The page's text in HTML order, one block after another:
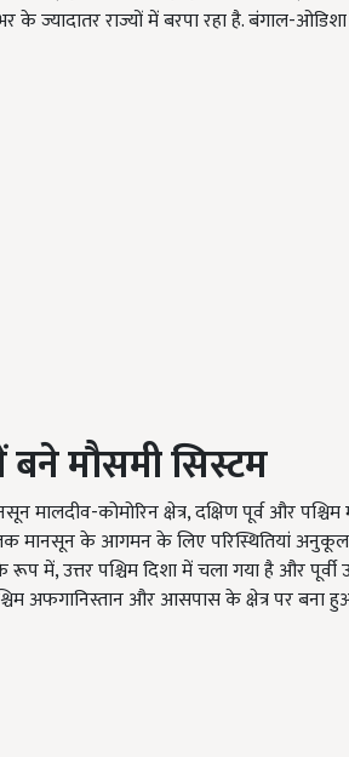
के ज्यादातर राज्यों में बरपा रहा है. बंगाल-
मौसमी सिस्टम
मालदीव-कोमोरिन क्षेत्र, दक्षिण पूर्व और
के आगमन के लिए परिस्थितियां अनुकूल
में, उत्तर पश्चिम दिशा में चला गया है और पूर्वी
अफगानिस्तान और आसपास के क्षेत्र पर बना